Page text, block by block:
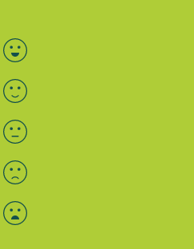
Bewertung auswählen